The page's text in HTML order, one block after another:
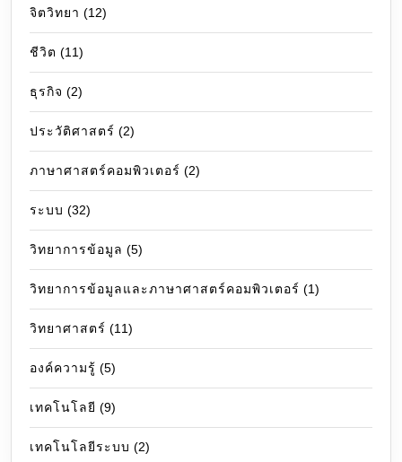
จิตวิทยา (12)
ชีวิต (11)
ธุรกิจ (2)
ประวัติศาสตร์ (2)
ภาษาศาสตร์คอมพิวเตอร์ (2)
ระบบ (32)
วิทยาการข้อมูล (5)
วิทยาการข้อมูลและภาษาศาสตร์คอมพิวเตอร์ (1)
วิทยาศาสตร์ (11)
องค์ความรู้ (5)
เทคโนโลยี (9)
เทคโนโลยีระบบ (2)